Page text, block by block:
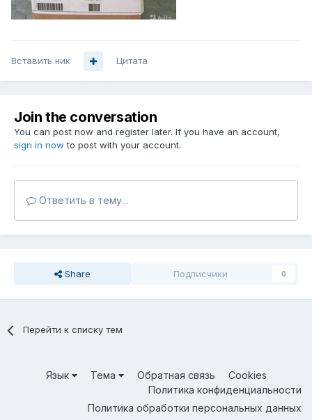
Вставить ник Цитата
Join the conversation
You can post now and register later. If you have an account,
sign in now to post with your account.
Ответить в тему...
Share Подписчики 0
Перейти к списку тем
Язык Тема Обратная связь
Cookies
Политика конфиденциальности
Политика обработки персональных данных